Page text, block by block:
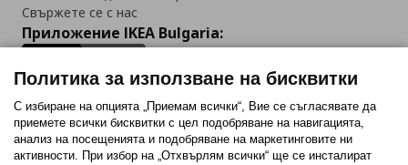
Свържете се с нас
Приложение IKEA Bulgaria:
Последвайте ни:
Политика за използване на бисквитки
С избиране на опцията „Приемам всички“, Вие се съгласявате да
приемете всички бисквитки с цел подобряване на навигацията,
анализ на посещенията и подобряване на маркетинговите ни
активности. При избор на „Отхвърлям всички“ ще се инсталират